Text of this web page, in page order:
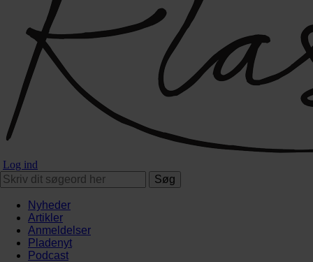
Log ind
Søg
Nyheder
Artikler
Anmeldelser
Pladenyt
Podcast